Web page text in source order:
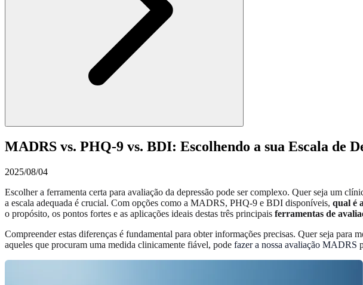
MADRS vs. PHQ-9 vs. BDI: Escolhendo a sua Escala de
2025/08/04
Escolher a ferramenta certa para avaliação da depressão pode ser complexo. Quer seja um
a escala adequada é crucial. Com opções como a MADRS, PHQ-9 e BDI disponíveis, qual é
o propósito, os pontos fortes e as aplicações ideais destas três principais ferramentas de
Compreender estas diferenças é fundamental para obter informações precisas. Quer seja para
aqueles que procuram uma medida clinicamente fiável, pode fazer a nossa avaliação MADRS